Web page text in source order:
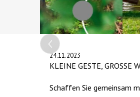
Slide 2 of 4.
24.11.2023
KLEINE GESTE, GROSSE
Schaffen Sie gemeinsam